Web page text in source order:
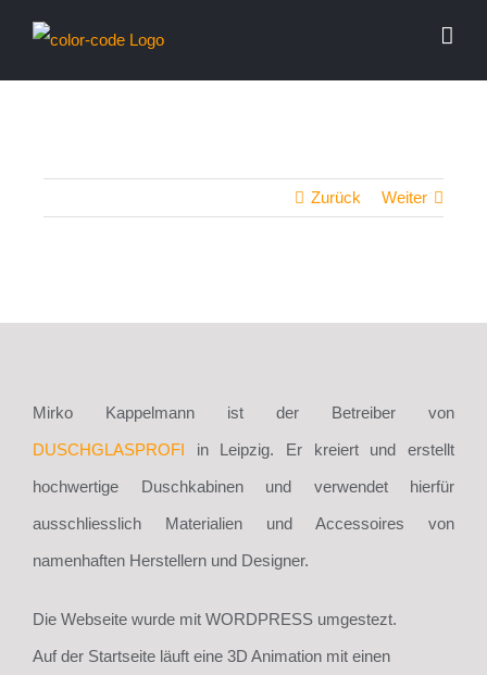
Zurück Weiter
Mirko Kappelmann ist der Betreiber von
DUSCHGLASPROFI in Leipzig. Er kreiert und erstellt
hochwertige Duschkabinen und verwendet hierfür
ausschliesslich Materialien und Accessoires von
namenhaften Herstellern und Designer.
Die Webseite wurde mit WORDPRESS umgestezt.
Auf der Startseite läuft eine 3D Animation mit einen